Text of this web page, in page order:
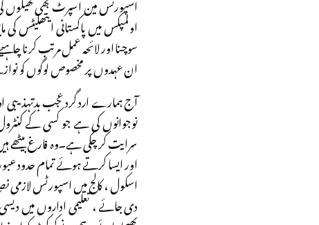
اولمپکس میں پاکستانی ایتھلیٹس
سوچنا اور لائحہ عمل مرتب کرنا
ان عہدوں پر مخصوص لوگوں کو
آج ہمارے ارد گرد عجب بدتہذیبی
نوجوانوں کی ہے جو کسی کے
سرایت کر چکی ہے۔وہ فارغ بیٹھے
اور ایسا کرتے ہوئے تمام حدود
اسکول ، کالج میں اسپورٹس
دی جائے ، تعلیمی اداروں میں